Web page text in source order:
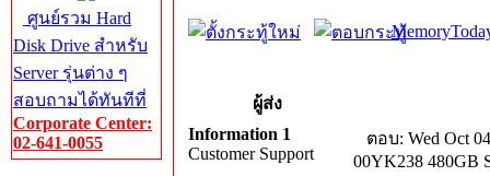
ศูนย์รวม Hard
Disk Drive สำหรับ
Server รุ่นต่าง ๆ
สอบถามได้ทันทีที่
Corporate Center:
02-641-0055
ผู้ส่ง
Information 1
Customer Support
ตอบ: Wed Oct
00YK238 480GB